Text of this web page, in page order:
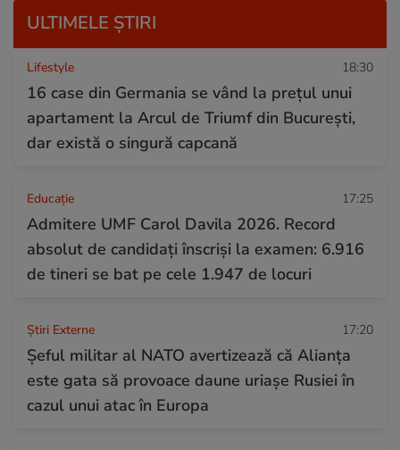
ULTIMELE ȘTIRI
Lifestyle 18:30
16 case din Germania se vând la prețul unui
apartament la Arcul de Triumf din București,
dar există o singură capcană
Educație 17:25
Admitere UMF Carol Davila 2026. Record
absolut de candidați înscriși la examen: 6.916
de tineri se bat pe cele 1.947 de locuri
Știri Externe 17:20
Șeful militar al NATO avertizează că Alianța
este gata să provoace daune uriașe Rusiei în
cazul unui atac în Europa